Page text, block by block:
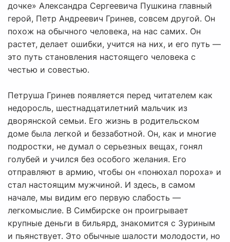
дочке» Александра Сергеевича Пушкина главный
герой, Петр Андреевич Гринев, совсем другой. Он
похож на обычного человека, на нас самих. Он
растет, делает ошибки, учится на них, и его путь —
это путь становления настоящего человека с
честью и совестью.
Петруша Гринев появляется перед читателем как
недоросль, шестнадцатилетний мальчик из
дворянской семьи. Его жизнь в родительском
доме была легкой и беззаботной. Он, как и многие
подростки, не думал о серьезных вещах, гонял
голубей и учился без особого желания. Его
отправляют в армию, чтобы он «понюхал пороха» и
стал настоящим мужчиной. И здесь, в самом
начале, мы видим его первую слабость —
легкомыслие. В Симбирске он проигрывает
крупные деньги в бильярд, знакомится с Зуриным
и пьянствует. Это обычные шалости молодости, но